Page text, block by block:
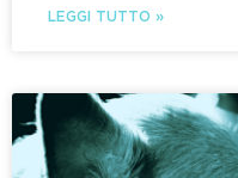
LEGGI TUTTO »